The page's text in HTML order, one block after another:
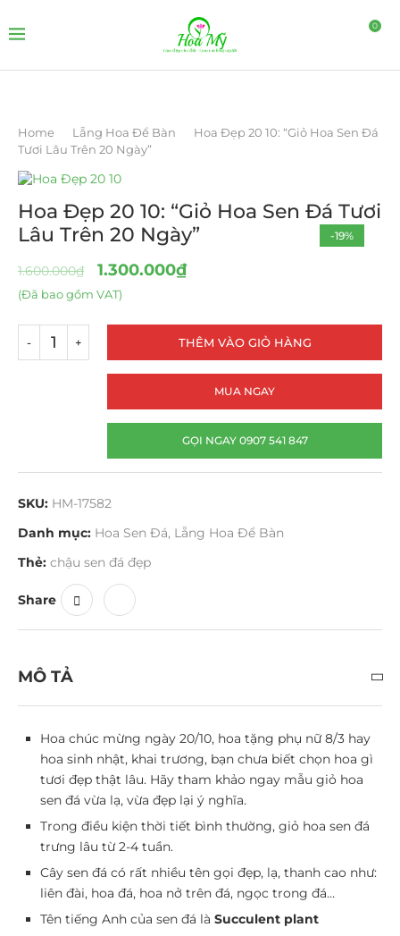
0
Home Lẵng Hoa Để Bàn
Hoa Đẹp 20 10: “Giỏ Hoa Sen Đá
Tươi Lâu Trên 20 Ngày”
-19%
Hoa Đẹp 20 10: “Giỏ Hoa Sen Đá Tươi
Lâu Trên 20 Ngày”
1.600.000₫ 1.300.000₫
(Đã bao gồm VAT)
THÊM VÀO GIỎ HÀNG
MUA NGAY
GỌI NGAY 0907 541 847
SKU: HM-17582
Danh mục: Hoa Sen Đá, Lẵng Hoa Để Bàn
Thẻ: chậu sen đá đẹp
Share
MÔ TẢ
Hoa chúc mừng ngày 20/10, hoa tặng phụ nữ 8/3 hay
hoa sinh nhật, khai trương, bạn chưa biết chọn hoa gì
tươi đẹp thật lâu. Hãy tham khảo ngay mẫu giỏ hoa
sen đá vừa lạ, vừa đẹp lại ý nghĩa.
Trong điều kiện thời tiết bình thường, giỏ hoa sen đá
trưng lâu từ 2-4 tuần.
Cây sen đá có rất nhiều tên gọi đẹp, lạ, thanh cao như:
liên đài, hoa đá, hoa nở trên đá, ngọc trong đá…
Tên tiếng Anh của sen đá là Succulent plant